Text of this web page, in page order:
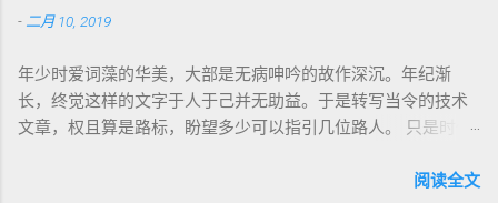
- 二月 10, 2019
年少时爱词藻的华美，大部是无病呻吟的故作深沉。年纪渐
长，终觉这样的文字于人于己并无助益。于是转写当令的技术
文章，权且算是路标，盼望多少可以指引几位路人。 只是时代
图标为何物，转眼千禧一代业已成人，不知墙为何物。互联网
阅读全文